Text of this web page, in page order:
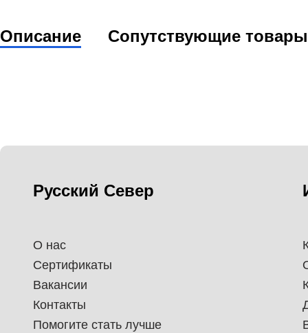
Описание Сопутствующие товары
Русский Север
О нас
Сертификаты
Вакансии
Контакты
Помогите стать лучше